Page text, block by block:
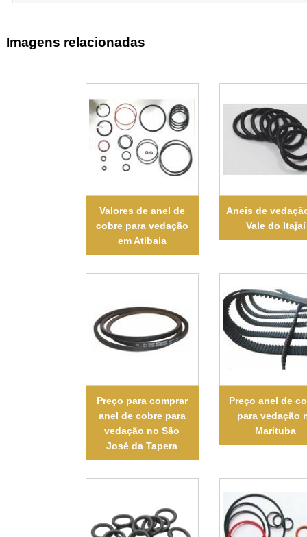
Imagens relacionadas
Valores de anel de
cobre para vedação
em Atibaia
Aneis de
Vale do Itajaí
Preço para comprar
anel de cobre para
vedação no São
José da Tapera
Preço anel de
para vedação
Marituba